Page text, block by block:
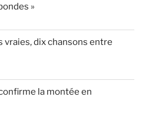
»
vraies, dix chansons entre
la montée en